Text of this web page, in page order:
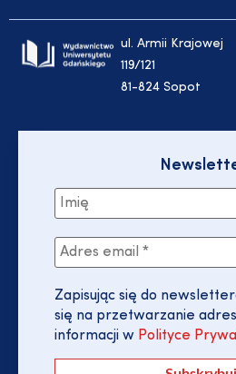
ul. Armii Krajowej
119/121
81-824 Sopot
Zapisując się do
się na przetwarzanie
informacji w Polityce